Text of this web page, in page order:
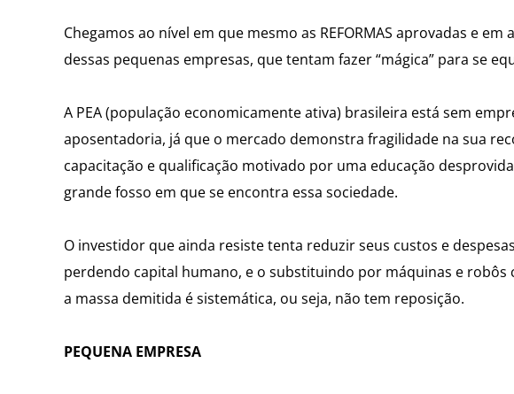
Chegamos ao nível em que mesmo as REFORMAS aprovadas e
dessas pequenas empresas, que tentam fazer “mágica” para se
A PEA (população economicamente ativa) brasileira está sem
aposentadoria, já que o mercado demonstra fragilidade na sua
capacitação e qualificação motivado por uma educação
grande fosso em que se encontra essa sociedade.
O investidor que ainda resiste tenta reduzir seus custos e
perdendo capital humano, e o substituindo por máquinas e
a massa demitida é sistemática, ou seja, não tem reposição.
PEQUENA EMPRESA